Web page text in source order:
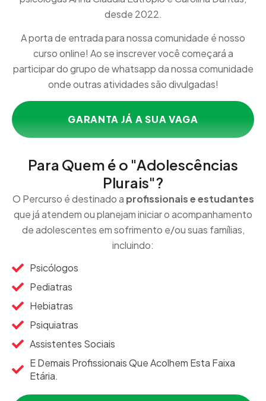
desde 2022.
A porta de entrada para nossa comunidade é nosso
curso online! Ao se inscrever você começará a
participar do grupo de whatsapp da nossa comunidade
onde outras atividades são divulgadas!
GARANTA JÁ A SUA VAGA
Para Quem é o "Adolescências
Plurais"?
O Percurso é destinado a profissionais e estudantes
que já atendem ou planejam iniciar o acompanhamento
de adolescentes em sofrimento e/ou suas famílias,
incluindo:
Psicólogos
Pediatras
Hebiatras
Psiquiatras
Assistentes Sociais
E Demais Profissionais Que Acolhem Esta Faixa
Etária.